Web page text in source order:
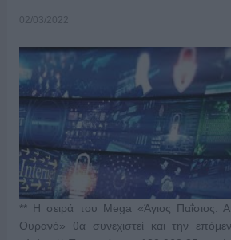
02/03/2022
** Η σειρά του Mega «Άγιος Παΐσιος:
Ουρανό» θα συνεχιστεί και την